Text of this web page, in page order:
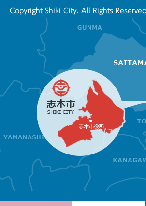
Copyright Shiki City. All Rights Reserved.